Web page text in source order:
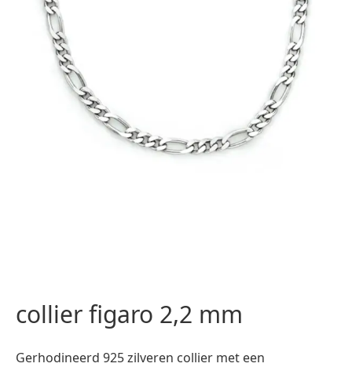
collier figaro 2,2 mm
Gerhodineerd 925 zilveren collier met een